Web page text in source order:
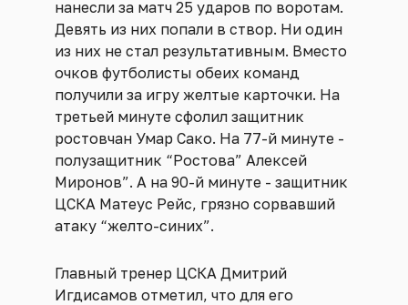
нанесли за матч 25 ударов по воротам.
Девять из них попали в створ. Ни один
из них не стал результативным. Вместо
очков футболисты обеих команд
получили за игру желтые карточки. На
третьей минуте сфолил защитник
ростовчан Умар Сако. На 77-й минуте -
полузащитник “Ростова” Алексей
Миронов”. А на 90-й минуте - защитник
ЦСКА Матеус Рейс, грязно сорвавший
атаку “желто-синих”.
Главный тренер ЦСКА Дмитрий
Игдисамов отметил, что для его